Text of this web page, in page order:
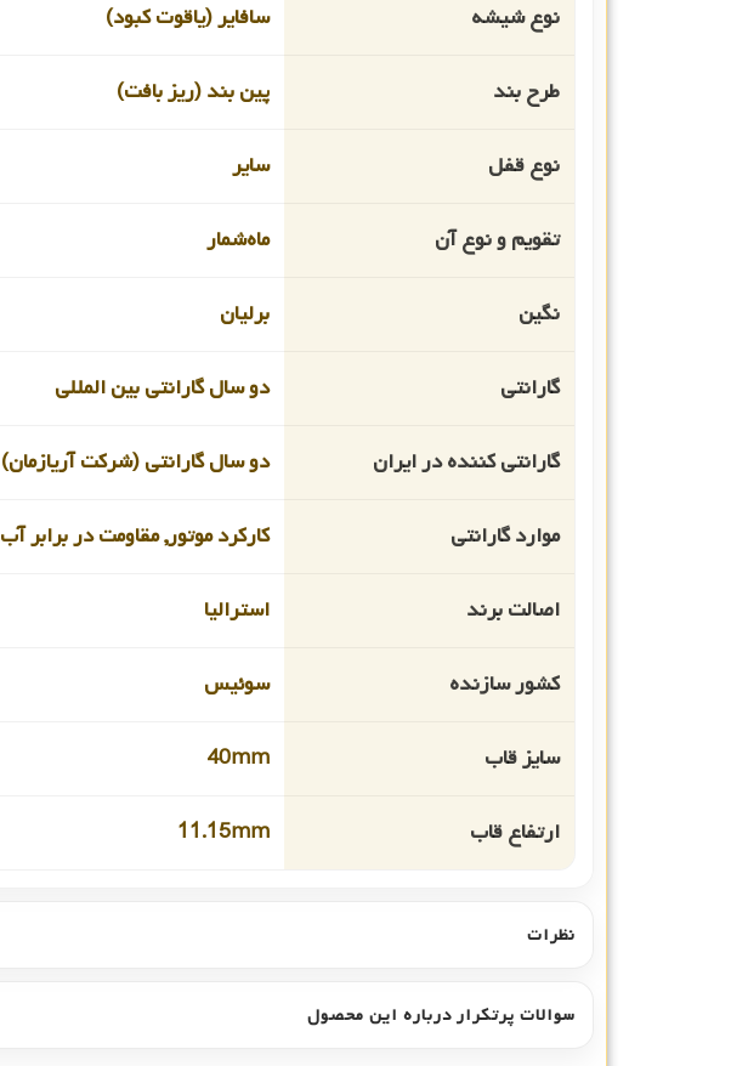
نوع شیشه سافایر (یاقوت کبود)
طرح بند پین بند (ریز بافت)
نوع قفل سایر
تقویم و نوع آن ماه‌شمار
نگین برلیان
گارانتی دو سال گارانتی بین المللی
گارانتی کننده در ایران دو سال گارانتی (شرکت آریازمان)
موارد گارانتی کارکرد موتور, مقاومت در برابر آب
اصالت برند استرالیا
کشور سازنده سوئیس
سایز قاب 40mm
ارتفاع قاب 11.15mm
نظرات
سوالات پرتکرار درباره این محصول